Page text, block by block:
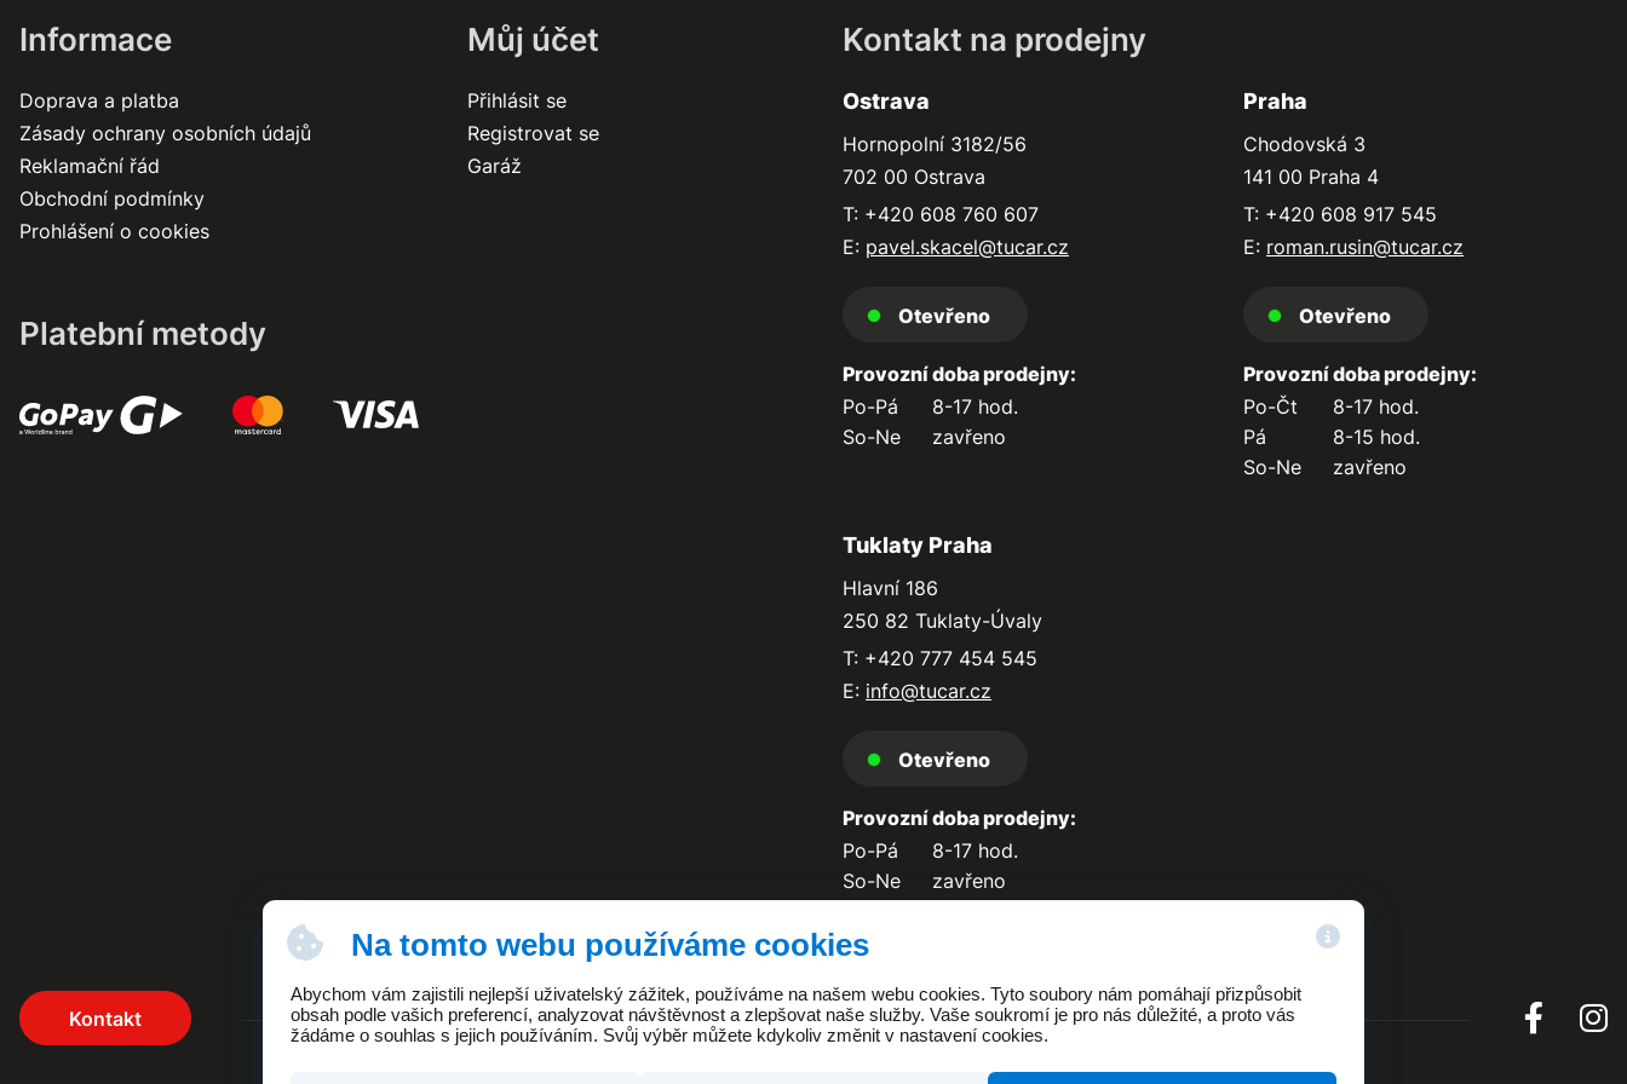
Na tomto webu používáme cookies
Abychom vám zajistili nejlepší uživatelský zážitek, používáme na našem webu cookies. Tyto soubory nám pomáhají přizpůsobit
obsah podle vašich preferencí, analyzovat návštěvnost a zlepšovat naše služby. Vaše soukromí je pro nás důležité, a proto vás
žádáme o souhlas s jejich používáním. Svůj výběr můžete kdykoliv změnit v nastavení cookies.
Informace
Doprava a platba
Zásady ochrany osobních údajů
Reklamační řád
Obchodní podmínky
Prohlášení o cookies
Platební metody
Můj účet
Přihlásit se
Registrovat se
Garáž
Kontakt na prodejny
Ostrava
Hornopolní 3182/56
702 00 Ostrava
T: +420 608 760 607
E: pavel.skacel@tucar.cz
Otevřeno
Provozní doba prodejny:
Po-Pá
8-17 hod.
So-Ne
zavřeno
Praha
Chodovská 3
141 00 Praha 4
T: +420 608 917 545
E: roman.rusin@tucar.cz
Otevřeno
Provozní doba prodejny:
Po-Čt
8-17 hod.
Pá
8-15 hod.
So-Ne
zavřeno
Tuklaty Praha
Hlavní 186
250 82 Tuklaty-Úvaly
T: +420 777 454 545
E: info@tucar.cz
Otevřeno
Provozní doba prodejny:
Po-Pá
8-17 hod.
So-Ne
zavřeno
Kontakt